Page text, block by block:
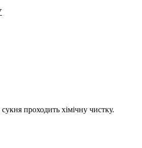
проходить хімічну чистку.